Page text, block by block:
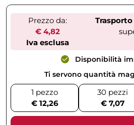
Prezzo da:
€ 4,82
Iva esclusa
Disponibilità
Ti servono quantità
1 pezzo
€ 12,26
30 pezzi
€ 7,07